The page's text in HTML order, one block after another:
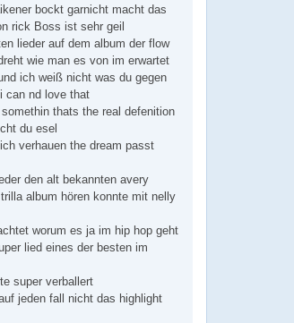
bockt garnicht macht das
rick Boss ist sehr geil
lieder auf dem album der flow
wie man es von im erwartet
ich weiß nicht was du gegen
can nd love that
thats the real defenition
du esel
verhauen the dream passt
den alt bekannten avery
album hören konnte mit nelly
worum es ja im hip hop geht
lied eines der besten im
super verballert
jeden fall nicht das highlight